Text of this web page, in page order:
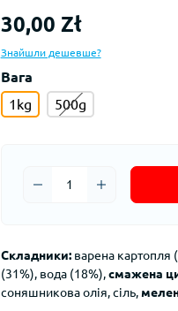
30,00 Zł
Знайшли дешевше?
Вага
1kg
500g
Складники:варена картопля
(31%), вода (18%),смажена
соняшникова олія, сіль,